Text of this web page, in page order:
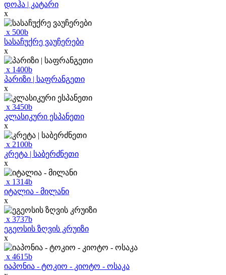
დოჰა | კატარი
x
x 500b
სასაჩუქრე ვაუჩერები
x
x 1400b
პარიზი | საფრანგეთი
x
x 3450b
კლასიკური ესპანეთი
x
x 2100b
კრეტა | საბერძნეთი
x
x 1314b
იტალია - მილანი
x
x 3737b
ეგეოსის ზღვის კრუიზი
x
x 4615b
იაპონია - ტოკიო - კიოტო - ოსაკა